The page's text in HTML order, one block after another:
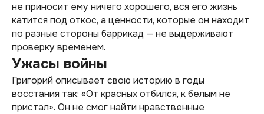
не приносит ему ничего хорошего, вся его жизнь
катится под откос, а ценности, которые он находит
по разные стороны баррикад — не выдерживают
проверку временем.
Ужасы войны
Григорий описывает свою историю в годы
восстания так: «От красных отбился, к белым не
пристал». Он не смог найти нравственные